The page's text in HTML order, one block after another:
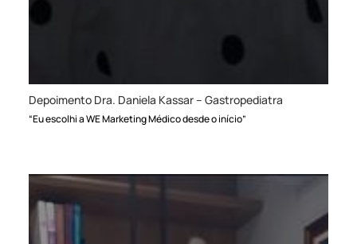
Depoimento Dra. Daniela Kassar – Gastropediatra
“Eu escolhi a WE Marketing Médico desde o início”